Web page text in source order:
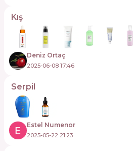
Kış
Deniz Ortaç
2025-06-08 17:46
Serpil
Estel Numenor
2025-05-22 21:23